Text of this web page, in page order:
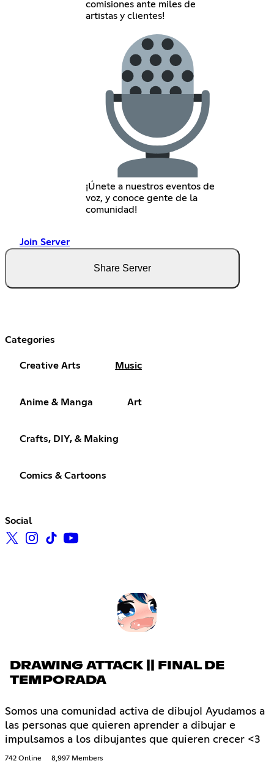
comisiones ante miles de
artistas y clientes!
¡Únete a nuestros eventos de
voz, y conoce gente de la
comunidad!
Join Server
Share Server
Categories
Creative Arts Music
Anime & Manga Art
Crafts, DIY, & Making
Comics & Cartoons
Social
DRAWING ATTACK || FINAL DE
TEMPORADA
Somos una comunidad activa de dibujo! Ayudamos a
las personas que quieren aprender a dibujar e
impulsamos a los dibujantes que quieren crecer <3
742 Online 8,997 Members